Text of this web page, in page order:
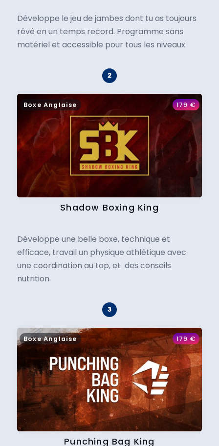
Développe le jeu de jambes dont tu as toujours
rêvé en un temps record. Programme sans
matériel et accessible pour tous les niveaux.
Boxe Anglaise 179€
Shadow Boxing King
Développe une belle boxe, technique et
efficace, travail un physique athlétique avec
une coordination au top, et des conseils
nutrition.
Boxe Anglaise 179€
Punching Bag King